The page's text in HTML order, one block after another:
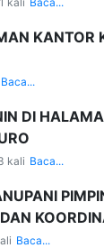
KANTOR
Baca...
DI
kali Baca...
Baca...